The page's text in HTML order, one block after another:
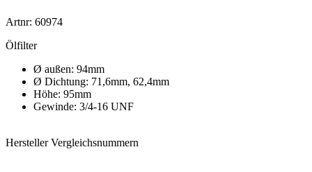
Artnr: 60974
Ölfilter
Ø außen: 94mm
Ø Dichtung: 71,6mm, 62,4mm
Höhe: 95mm
Gewinde: 3/4-16 UNF
Hersteller Vergleichsnummern